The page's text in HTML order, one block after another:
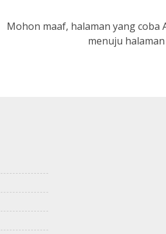
Mohon maaf, halaman yang coba
menuju